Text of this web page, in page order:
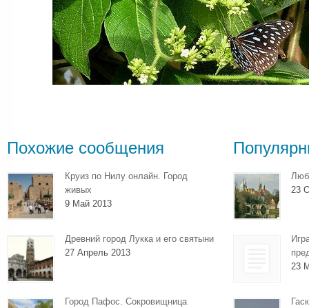
Похожие сообщения
Круиз по Нилу онлайн. Город
живых
9 Май 2013
Древний город Лукка и его святыни
27 Апрель 2013
Город Пафос. Сокровищница
23
23